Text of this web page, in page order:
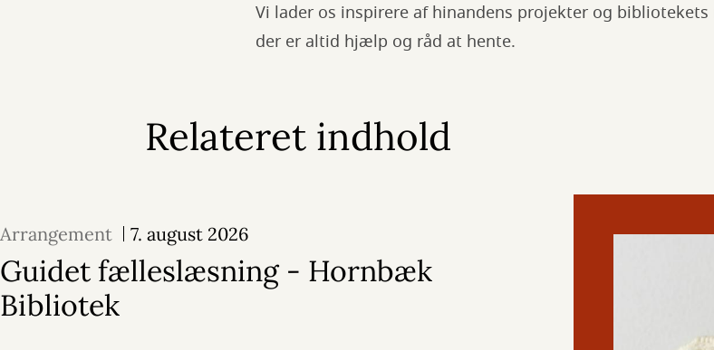
Vi lader os inspirere af hinandens projekter og
der er altid hjælp og råd at hente.
Relateret indhold
Arrangement 7. august 2026
Guidet fælleslæsning - Hornbæk
Bibliotek